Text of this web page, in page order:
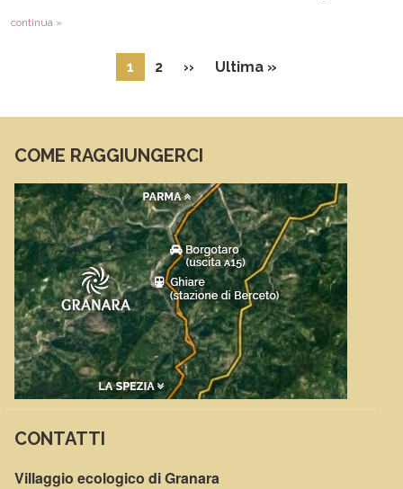
continua »
1 2 ››Pagina successiva
Ultima »Ultima pagina
COME RAGGIUNGERCI
CONTATTI
Villaggio ecologico di Granara